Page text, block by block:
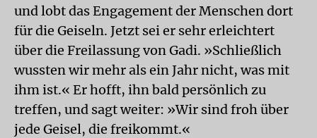
und lobt das Engagement der Menschen dort
für die Geiseln. Jetzt sei er sehr erleichtert
über die Freilassung von Gadi. »Schließlich
wussten wir mehr als ein Jahr nicht, was mit
ihm ist.« Er hofft, ihn bald persönlich zu
treffen, und sagt weiter: »Wir sind froh über
jede Geisel, die freikommt.«